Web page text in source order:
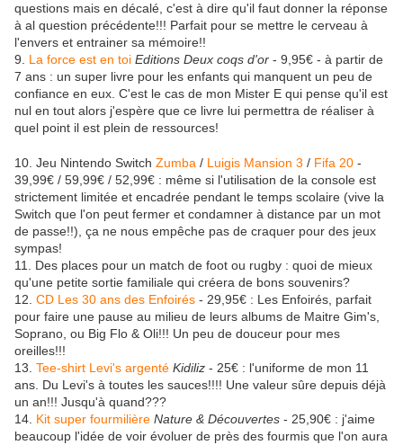
questions mais en décalé, c'est à dire qu'il faut donner la réponse
à al question précédente!!! Parfait pour se mettre le cerveau à
l'envers et entrainer sa mémoire!!
9. La force est en toi Editions Deux coqs d'or - 9,95€ - à partir de
7 ans : un super livre pour les enfants qui manquent un peu de
confiance en eux. C'est le cas de mon Mister E qui pense qu'il est
nul en tout alors j'espère que ce livre lui permettra de réaliser à
quel point il est plein de ressources!
10. Jeu Nintendo Switch Zumba / Luigis Mansion 3 / Fifa 20 -
39,99€ / 59,99€ / 52,99€ : même si l'utilisation de la console est
strictement limitée et encadrée pendant le temps scolaire (vive la
Switch que l'on peut fermer et condamner à distance par un mot
de passe!!), ça ne nous empêche pas de craquer pour des jeux
sympas!
11. Des places pour un match de foot ou rugby : quoi de mieux
qu'une petite sortie familiale qui créera de bons souvenirs?
12. CD Les 30 ans des Enfoirés - 29,95€ : Les Enfoirés, parfait
pour faire une pause au milieu de leurs albums de Maitre Gim's,
Soprano, ou Big Flo & Oli!!! Un peu de douceur pour mes
oreilles!!!
13. Tee-shirt Levi's argenté Kidiliz - 25€ : l'uniforme de mon 11
ans. Du Levi's à toutes les sauces!!!! Une valeur sûre depuis déjà
un an!!! Jusqu'à quand???
14. Kit super fourmilière Nature & Découvertes - 25,90€ : j'aime
beaucoup l'idée de voir évoluer de près des fourmis que l'on aura